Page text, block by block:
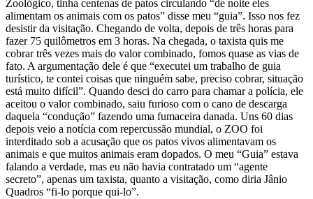
Zoológico, tinha centenas de patos circulando “de noite eles
alimentam os animais com os patos” disse meu “guia”. Isso nos fez
desistir da visitação. Chegando de volta, depois de três horas para
fazer 75 quilômetros em 3 horas. Na chegada, o taxista quis me
cobrar três vezes mais do valor combinado, fomos quase as vias de
fato. A argumentação dele é que “executei um trabalho de guia
turístico, te contei coisas que ninguém sabe, preciso cobrar, situação
está muito difícil”. Quando desci do carro para chamar a polícia, ele
aceitou o valor combinado, saiu furioso com o cano de descarga
daquela “condução” fazendo uma fumaceira danada. Uns 60 dias
depois veio a notícia com repercussão mundial, o ZOO foi
interditado sob a acusação que os patos vivos alimentavam os
animais e que muitos animais eram dopados. O meu “Guia” estava
falando a verdade, mas eu não havia contratado um “agente
secreto”, apenas um taxista, quanto a visitação, como diria Jânio
Quadros “fi-lo porque qui-lo”.